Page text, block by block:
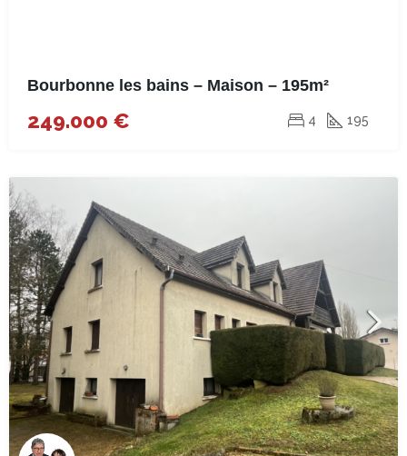
Bourbonne les bains – Maison – 195m²
249.000 € 4 195